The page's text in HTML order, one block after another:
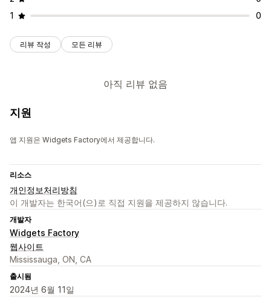
1
0
리뷰 작성 모든 리뷰
아직 리뷰 없음
지원
앱 지원은 Widgets Factory에서 제공합니다.
리소스
개인정보처리방침
이 개발자는 한국어(으)로 직접 지원을 제공하지 않습니다.
개발자
Widgets Factory
웹사이트
Mississauga, ON, CA
출시됨
2024년 6월 11일